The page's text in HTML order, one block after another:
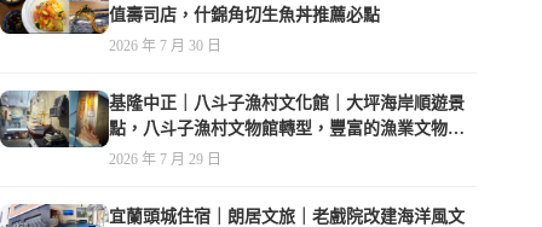
值壽司店，什錦角切生魚丼推薦必點
2026 年 7 月 30 日
基隆中正｜八斗子漁村文化館｜大坪海岸順遊景
點，八斗子漁村文物館轉型，豐富的漁業文物，
值得走訪
2026 年 7 月 29 日
宜蘭頭城住宿｜朗居文旅｜老戲院改建海洋風文